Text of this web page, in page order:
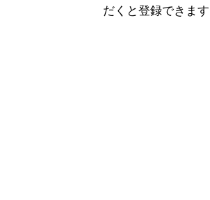
だくと登録できます